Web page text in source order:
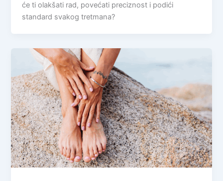
će ti olakšati rad, povećati preciznost i podići
standard svakog tretmana?